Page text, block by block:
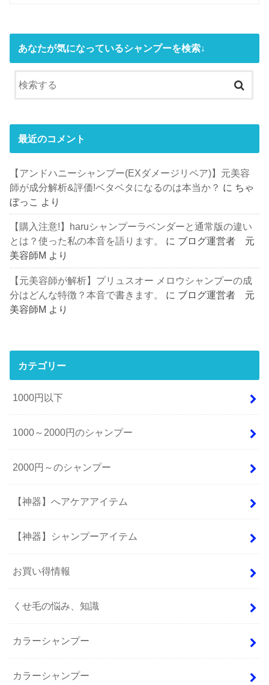
あなたが気になっているシャンプーを検索↓
最近のコメント
【アンドハニーシャンプー(EXダメージリペア)】元美容
師が成分解析&評価!ベタベタになるのは本当か？ に ちゃ
ぼっこ より
【購入注意!】haruシャンプーラベンダーと通常版の違い
とは？使った私の本音を語ります。
に ブログ運営者 元
美容師M より
【元美容師が解析】プリュスオー メロウシャンプーの成
分はどんな特徴？本音で書きます。
に ブログ運営者 元
美容師M より
カテゴリー
1000円以下
1000～2000円のシャンプー
2000円～のシャンプー
【神器】へアケアアイテム
【神器】シャンプーアイテム
お買い得情報
くせ毛の悩み、知識
カラーシャンプー
カラーシャンプー